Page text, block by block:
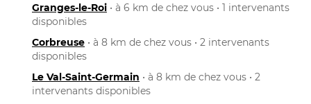
Granges-le-Roi • à 6 km de chez vous • 1 intervenants
disponibles
Corbreuse • à 8 km de chez vous • 2 intervenants
disponibles
Le Val-Saint-Germain • à 8 km de chez vous • 2
intervenants disponibles